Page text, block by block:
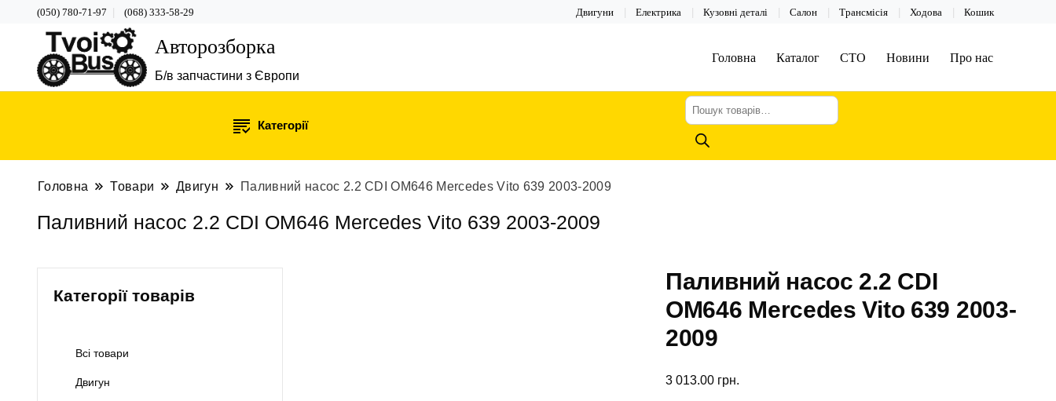
(050) 780-71-97 (068) 333-58-29 Двигуни Електрика Кузовні деталі Салон Трансмісія Ходова Кошик
Авторозборка
Б/в запчастини з Європи
Головна Каталог СТО Новини Про нас
Категорії
Пошук
товарів
Головна Товари Двигун Паливний насос 2.2 CDI OM646 Mercedes Vito 639 2003-2009
Паливний насос 2.2 CDI OM646 Mercedes Vito 639 2003-2009
Паливний насос 2.2 CDI
OM646 Mercedes Vito 639 2003-
2009
3 013.00 грн.
Категорії товарів
Всі товари
Двигун